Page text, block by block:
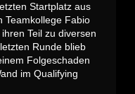
Startplatz aus
Teamkollege Fabio
Teil zu diversen
Runde blieb
Folgeschaden
im Qualifying